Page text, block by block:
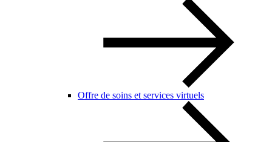
Offre de soins et services virtuels